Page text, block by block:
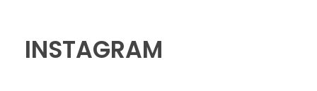
INSTAGRAM